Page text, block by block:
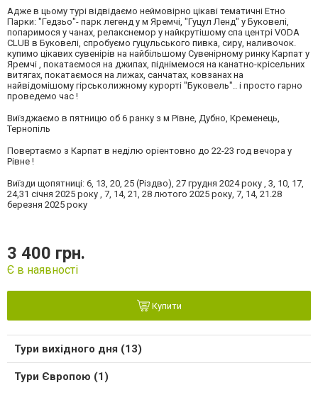
Адже в цьому турі відвідаємо неймовірно цікаві тематичні Етно
Парки: "Гедзьо"- парк легенд у м Яремчі, "Гуцул Ленд" у Буковелі,
попаримося у чанах, релакснемор у найкрутішому спа центрі VODA
CLUB в Буковелі, спробуємо гуцульського пивка, сиру, наливочок.
купимо цікавих сувенірів на найбільшому Сувенірному ринку Карпат у
Яремчі , покатаємося на джипах, піднімемося на канатно-крісельних
витягах, покатаємося на лижах, санчатах, ковзанах на
найвідомішому гірськолижному курорті "Буковель".. і просто гарно
проведемо час !
Виїзджаємо в пятницю об 6 ранку з м Рівне, Дубно, Кременець,
Тернопіль
Повертаємо з Карпат в неділю оріентовно до 22-23 год вечора у
Рівне !
Виїзди щопятниці: 6, 13, 20, 25 (Різдво), 27 грудня 2024 року , 3, 10, 17,
24,31 січня 2025 року , 7, 14, 21, 28 лютого 2025 року, 7, 14, 21.28
березня 2025 року
3 400 грн.
Є в наявності
Купити
Тури вихідного дня (13)
Тури Європою (1)